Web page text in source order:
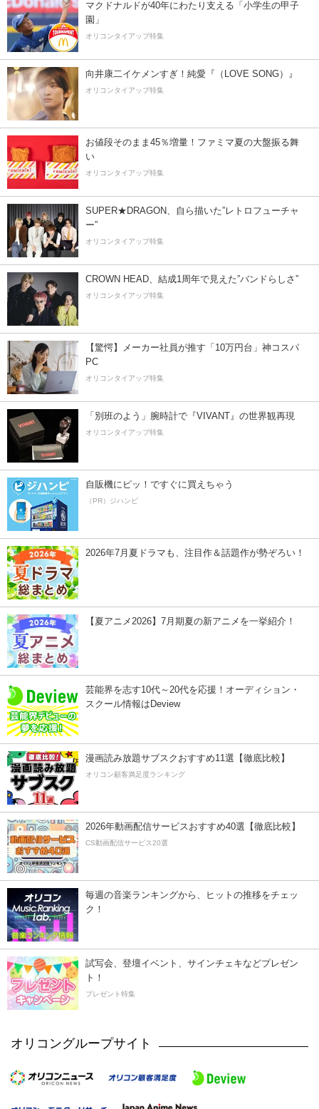
マクドナルドが40年にわたり支える「小学生の甲子
園」
オリコンタイアップ特集
向井康二イケメンすぎ！純愛『（LOVE SONG）』
オリコンタイアップ特集
お値段そのまま45％増量！ファミマ夏の大盤振る舞
い
オリコンタイアップ特集
SUPER★DRAGON、自ら描いた”レトロフューチャ
ー”
オリコンタイアップ特集
CROWN HEAD、結成1周年で見えた”バンドらしさ”
オリコンタイアップ特集
【驚愕】メーカー社員が推す「10万円台」神コスパ
PC
オリコンタイアップ特集
「別班のよう」腕時計で『VIVANT』の世界観再現
オリコンタイアップ特集
自販機にピッ！ですぐに買えちゃう
（PR）ジハンピ
2026年7月夏ドラマも、注目作＆話題作が勢ぞろい！
【夏アニメ2026】7月期夏の新アニメを一挙紹介！
芸能界を志す10代～20代を応援！オーディション・
スクール情報はDeview
漫画読み放題サブスクおすすめ11選【徹底比較】
オリコン顧客満足度ランキング
2026年動画配信サービスおすすめ40選【徹底比較】
CS動画配信サービス20選
毎週の音楽ランキングから、ヒットの推移をチェッ
ク！
試写会、登壇イベント、サインチェキなどプレゼン
ト！
プレゼント特集
オリコングループサイト